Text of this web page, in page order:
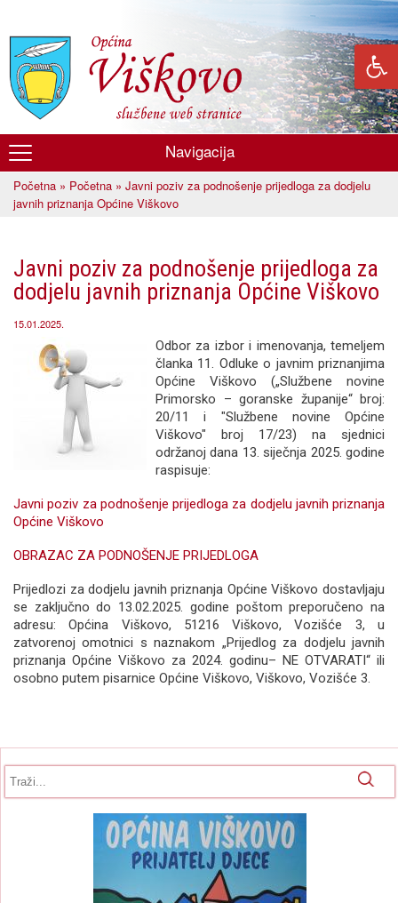
glavni
sadržaj
Općina
Viškovo
Navigacija
Vi ste ovdje
Početna » Početna » Javni poziv za podnošenje prijedloga za dodjelu
javnih priznanja Općine Viškovo
Javni poziv za podnošenje prijedloga za
dodjelu javnih priznanja Općine Viškovo
15.01.2025.
Odbor za izbor i imenovanja, temeljem
članka 11. Odluke o javnim priznanjima
Općine Viškovo („Službene novine
Primorsko – goranske županije“ broj:
20/11 i "Službene novine Općine
Viškovo" broj 17/23) na sjednici
održanoj dana 13. siječnja 2025. godine
raspisuje:
Javni poziv za podnošenje prijedloga za dodjelu javnih priznanja
Općine Viškovo
OBRAZAC ZA PODNOŠENJE PRIJEDLOGA
Prijedlozi za dodjelu javnih priznanja Općine Viškovo dostavljaju
se zaključno do 13.02.2025. godine poštom preporučeno na
adresu: Općina Viškovo, 51216 Viškovo, Vozišće 3, u
zatvorenoj omotnici s naznakom „Prijedlog za dodjelu javnih
priznanja Općine Viškovo za 2024. godinu– NE OTVARATI“ ili
osobno putem pisarnice Općine Viškovo, Viškovo, Vozišće 3.